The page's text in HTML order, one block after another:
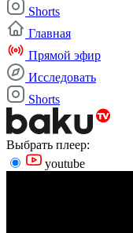
Shorts
Главная
Прямой эфир
Исследовать
Shorts
Выбрать плеер:
youtube